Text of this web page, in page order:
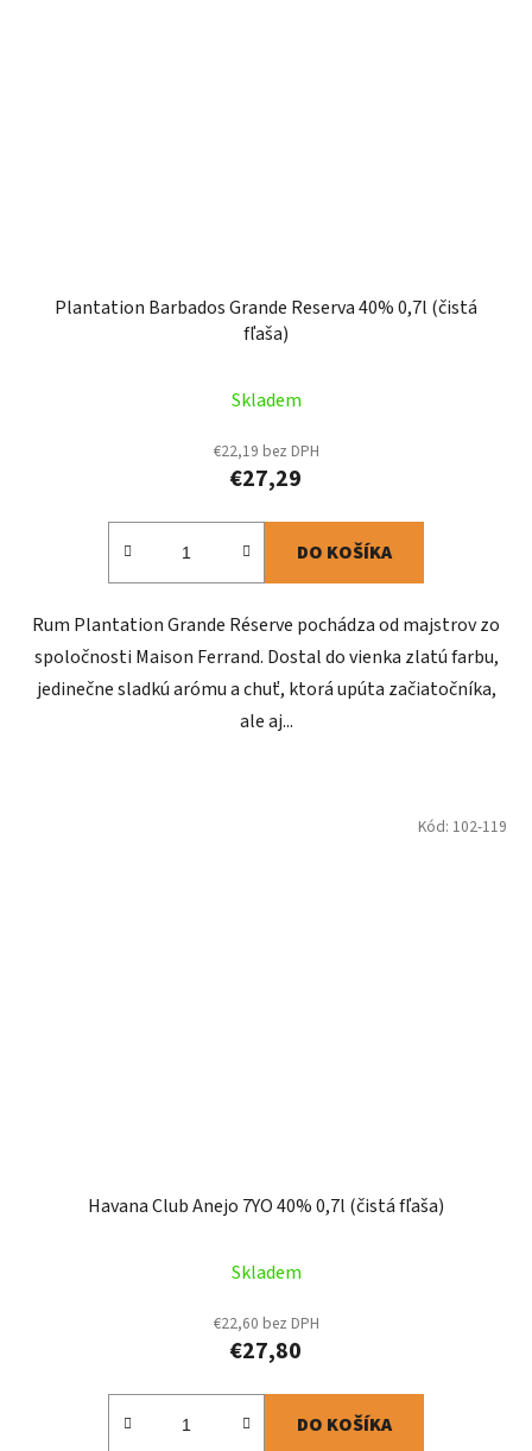
Plantation Barbados Grande Reserva 40% 0,7l (čistá
fľaša)
Skladem
€22,19 bez DPH
€27,29
DO KOŠÍKA
Rum Plantation Grande Réserve pochádza od majstrov zo
spoločnosti Maison Ferrand. Dostal do vienka zlatú farbu,
jedinečne sladkú arómu a chuť, ktorá upúta začiatočníka,
ale aj...
Havana Club Anejo 7YO 40% 0,7l (čistá fľaša)
Skladem
€22,60 bez DPH
€27,80
DO KOŠÍKA
Kód: 102-119